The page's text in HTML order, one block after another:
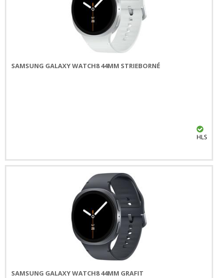
SAMSUNG GALAXY WATCH8 44MM STRIEBORNÉ
HLS
SAMSUNG GALAXY WATCH8 44MM GRAFIT